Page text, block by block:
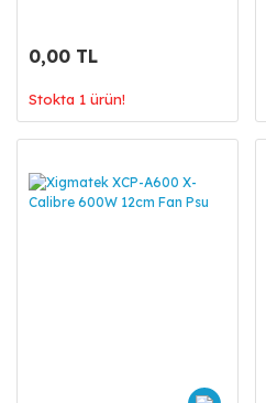
0,00 TL
Stokta 1 ürün!